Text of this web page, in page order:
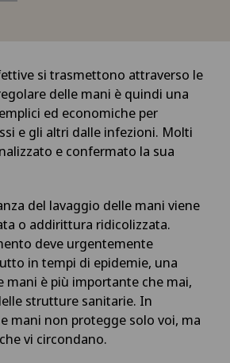
si trasmettono attraverso le
delle mani è quindi una
ed economiche per
e gli altri dalle infezioni. Molti
e confermato la sua
del lavaggio delle mani viene
o addirittura ridicolizzata.
deve urgentemente
in tempi di epidemie, una
mani è più importante che mai,
strutture sanitarie. In
mani non protegge solo voi, ma
vi circondano.